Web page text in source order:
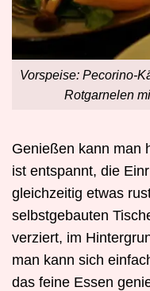
Vorspeise: Pecorino-
Rotgarnelen
Genießen kann man
ist entspannt, die
gleichzeitig etwas
selbstgebauten
verziert, im
man kann sich
das feine Essen